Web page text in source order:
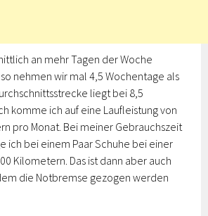
an mehr Tagen der Woche
nehmen wir mal 4,5 Wochentage als
liegt bei 8,5
komme ich auf eine Laufleistung von
pro Monat. Bei meiner Gebrauchszeit
ich bei einem Paar Schuhe bei einer
Kilometern. Das ist dann aber auch
die Notbremse gezogen werden